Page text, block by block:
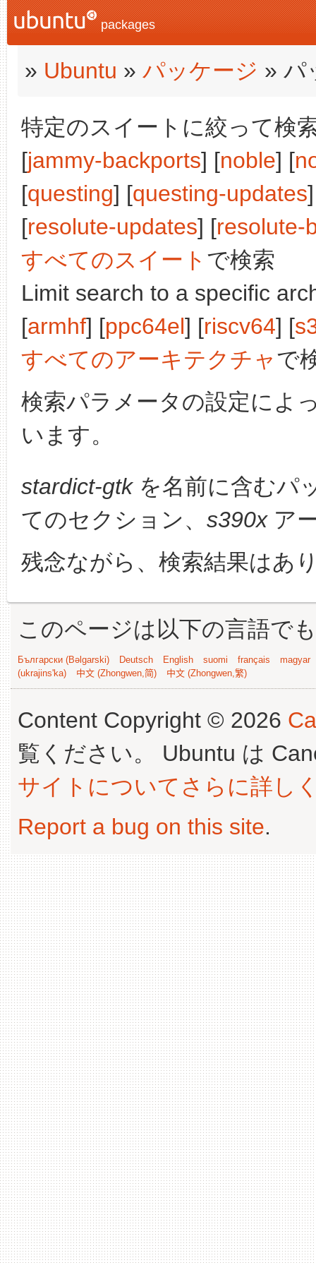
packages
» Ubuntu » パッケージ » パ
特定のスイートに絞って検
[jammy-backports] [noble] [
[questing] [questing-updates
[resolute-updates] [resolute-
すべてのスイート で検索
Limit search to a specific
[armhf] [ppc64el] [riscv64] [
すべてのアーキテクチャで
検索パラメータの設定によ
います。
stardict-gtkを名前に含むパ
てのセクション、 s390xア
残念ながら、検索結果はあ
このページは以下の言語で
Български (Bəlgarski) Deutsch English suomi français
magyar
(ukrajins'ka)
中文 (Zhongwen,简) 中文 (Zhongwen,繁)
Content Copyright © 2026
覧ください。 Ubuntu は
サイトについてさらに詳し
Report a bug on this site.